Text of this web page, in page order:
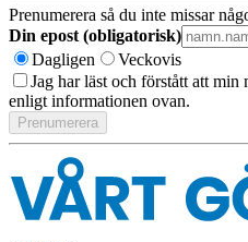
Prenumerera så du inte missar
Din epost (obligatorisk)
Dagligen
Veckovis
Jag har läst och förstått att
enligt informationen ovan.